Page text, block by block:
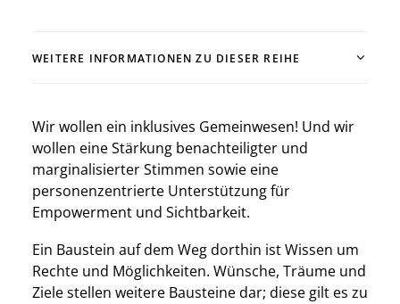
WEITERE INFORMATIONEN ZU DIESER REIHE
Wir wollen ein inklusives Gemeinwesen! Und wir
wollen eine Stärkung benachteiligter und
marginalisierter Stimmen sowie eine
personenzentrierte Unterstützung für
Empowerment und Sichtbarkeit.
Ein Baustein auf dem Weg dorthin ist Wissen um
Rechte und Möglichkeiten. Wünsche, Träume und
Ziele stellen weitere Bausteine dar; diese gilt es zu